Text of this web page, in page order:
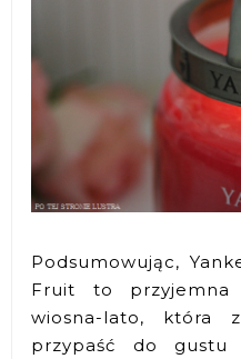
Podsumowując,
Fruit to przyjemna
wiosna-lato, która
przypaść do gustu